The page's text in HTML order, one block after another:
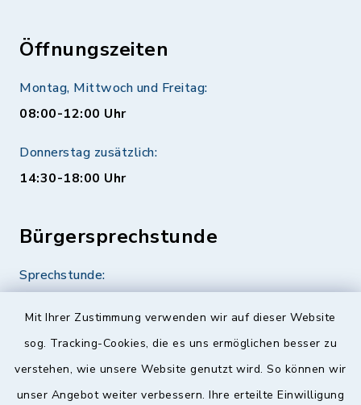
Mit Ihrer Zustimmung verwenden wir auf dieser Website
sog. Tracking-Cookies, die es uns ermöglichen besser zu
verstehen, wie unsere Website genutzt wird. So können wir
unser Angebot weiter verbessern. Ihre erteilte Einwilligung
Öffnungszeiten
Montag, Mittwoch und Freitag:
08:00-12:00 Uhr
Donnerstag zusätzlich:
14:30-18:00 Uhr
Bürgersprechstunde
Sprechstunde:
Quicklinks